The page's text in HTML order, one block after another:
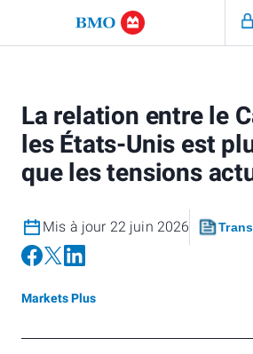
La relation entre le
les États-Unis est
que les tensions
Mis à jour 22 juin 2026
Markets Plus